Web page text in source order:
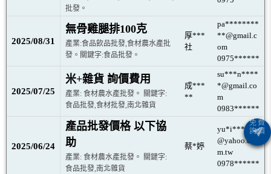
批發。
2025/08/31
無骨雞腿排100克
產業:食品飲品批發,食材農水產批
發。關鍵字:食品批發。
厚***
社
pa********
**@gmail.c
om
0975******
2025/07/25
米+雜貨 詢價費用
產業: 食材農水產批發。 關鍵字:
食品批發,食材批發,南北雜貨
成***
**
su***n****
*@gmail.co
m
0983******
2025/06/24
產品批發價格 以下協
助
產業: 食材農水產批發。 關鍵字:
食品批發,南北雜貨
蔡*婷
yu*i*****
@yahoo.co
m.tw
0978******